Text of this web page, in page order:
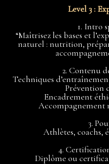
Level 3 :
1. Intro
“Maîtrisez les bases et
naturel : nutrition,
2. Contenu
Techniques
Prévention
Encadrement
Accompagnement
3.
Athlètes, coachs,
4.
Diplôme ou